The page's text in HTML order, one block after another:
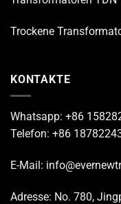
Trockene
KONTAKTE
Whatsapp: +86
Telefon: +86
E-Mail:
Adresse: No. 780,